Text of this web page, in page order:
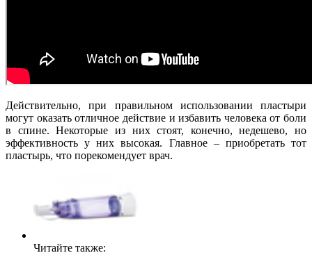
Действительно, при правильном использовании пластыри
могут оказать отличное действие и избавить человека от боли
в спине. Некоторые из них стоят, конечно, недешево, но
эффективность у них высокая. Главное – приобретать тот
пластырь, что порекомендует врач.
Читайте также: